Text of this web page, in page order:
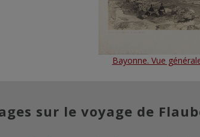
Bayonne. Vue
sur le voyage de